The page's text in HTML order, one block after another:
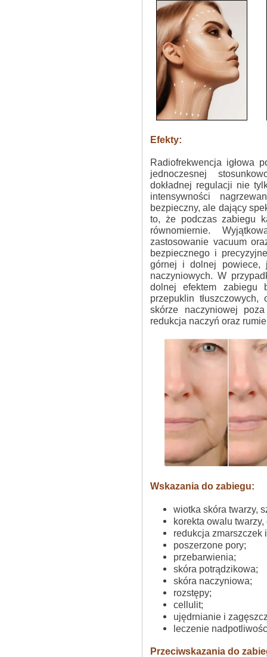
Efekty:
Radiofrekwencja igłowa
jednoczesnej
dokładnej regulacji nie
intensywności
bezpieczny, ale dający
to, że podczas zabiegu
równomiernie.
zastosowanie vacuum
bezpiecznego i
górnej i dolnej powiece,
naczyniowych. W
dolnej efektem zabiegu
przepuklin
skórze naczyniowej
redukcja naczyń oraz
Wskazania do zabiegu:
wiotka skóra twarzy,
korekta owalu
redukcja zmarszczek
poszerzone pory;
przebarwienia;
skóra potrądzikowa;
skóra naczyniowa;
rozstępy;
cellulit;
ujędrnianie i
leczenie
Przeciwskazania do